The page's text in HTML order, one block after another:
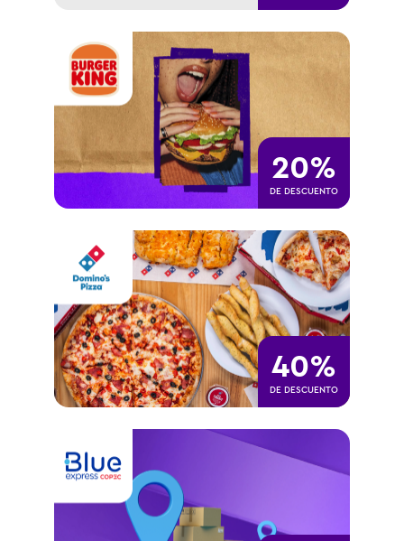
20%
DE DESCUENTO
40%
DE DESCUENTO